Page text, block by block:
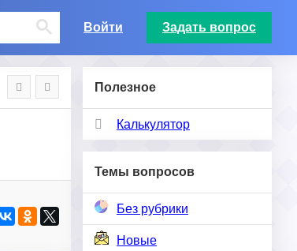
Войти Задать вопрос
Полезное
Калькулятор
Темы вопросов
Без рубрики
Новые